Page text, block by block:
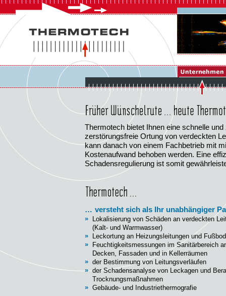
Thermotech bietet Ihnen eine schnelle
zerstörungsfreie Ortung von verdeckten
kann danach von einem Fachbetrieb mit
Kostenaufwand behoben werden. Eine
Schadensregulierung ist somit
… versteht sich als Ihr unabhängiger
»
Lokalisierung von Schäden an verdeckten
(Kalt- und Warmwasser)
»
Leckortung an Heizungsleitungen und
»
Feuchtigkeitsmessungen im Sanitärbereich
Decken, Fassaden und in Kellerräumen
» der Bestimmung von Leitungsverläufen
» der Schadensanalyse von Leckagen und
Trocknungsmaßnahmen
» Gebäude- und Industriethermografie